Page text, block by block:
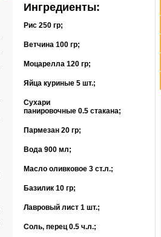
Ингредиенты:
Рис 250 гр;
Ветчина 100 гр;
Моцарелла 120 гр;
Яйца куриные 5 шт.;
Сухари
панировочные 0.5 стакана;
Пармезан 20 гр;
Вода 900 мл;
Масло оливковое 3 ст.л.;
Базилик 10 гр;
Лавровый лист 1 шт.;
Соль, перец 0.5 ч.л.;